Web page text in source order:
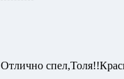
Отлично